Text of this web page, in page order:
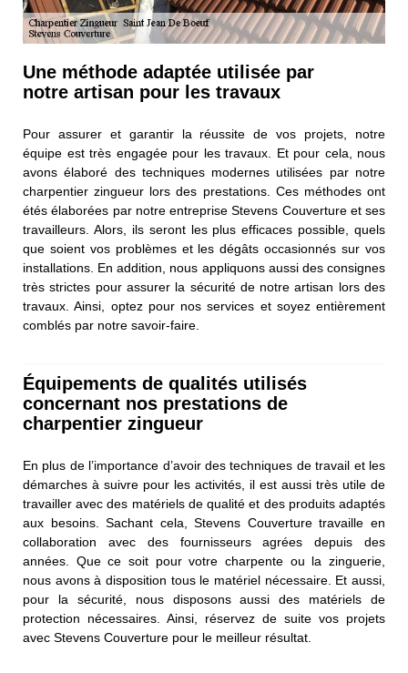
Une méthode adaptée utilisée par
notre artisan pour les travaux
Pour assurer et garantir la réussite de vos projets, notre
équipe est très engagée pour les travaux. Et pour cela, nous
avons élaboré des techniques modernes utilisées par notre
charpentier zingueur lors des prestations. Ces méthodes ont
étés élaborées par notre entreprise Stevens Couverture et ses
travailleurs. Alors, ils seront les plus efficaces possible, quels
que soient vos problèmes et les dégâts occasionnés sur vos
installations. En addition, nous appliquons aussi des consignes
très strictes pour assurer la sécurité de notre artisan lors des
travaux. Ainsi, optez pour nos services et soyez entièrement
comblés par notre savoir-faire.
Équipements de qualités utilisés
concernant nos prestations de
charpentier zingueur
En plus de l’importance d’avoir des techniques de travail et les
démarches à suivre pour les activités, il est aussi très utile de
travailler avec des matériels de qualité et des produits adaptés
aux besoins. Sachant cela, Stevens Couverture travaille en
collaboration avec des fournisseurs agrées depuis des
années. Que ce soit pour votre charpente ou la zinguerie,
nous avons à disposition tous le matériel nécessaire. Et aussi,
pour la sécurité, nous disposons aussi des matériels de
protection nécessaires. Ainsi, réservez de suite vos projets
avec Stevens Couverture pour le meilleur résultat.